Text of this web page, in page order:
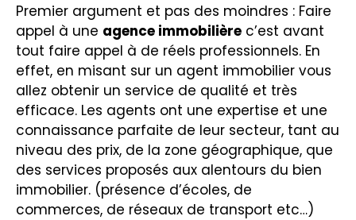
Premier argument et pas des moindres : Faire
appel à une agence immobilière c’est avant
tout faire appel à de réels professionnels. En
effet, en misant sur un agent immobilier vous
allez obtenir un service de qualité et très
efficace. Les agents ont une expertise et une
connaissance parfaite de leur secteur, tant au
niveau des prix, de la zone géographique, que
des services proposés aux alentours du bien
immobilier. (présence d’écoles, de
commerces, de réseaux de transport etc…)